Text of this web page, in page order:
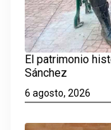
El patrimonio
Sánchez
6 agosto, 2026